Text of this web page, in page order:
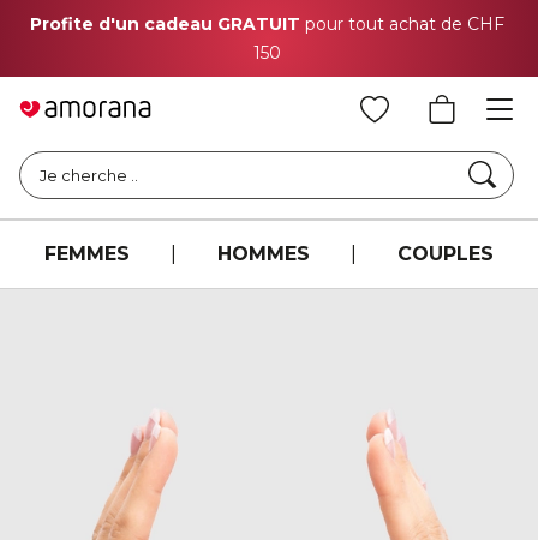
Profite d'un cadeau GRATUIT pour tout achat de CHF
150
Je cherche ..
FEMMES HOMMES COUPLES